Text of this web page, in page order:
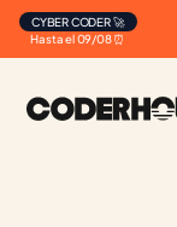
Hasta el 09/08 ⏰
CYBER CODER 🚀